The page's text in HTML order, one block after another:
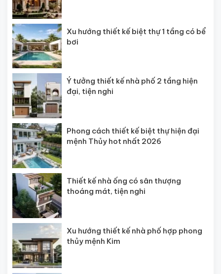
Xu hướng thiết kế biệt thự 1 tầng có bể
bơi
Ý tưởng thiết kế nhà phố 2 tầng hiện
đại, tiện nghi
Phong cách thiết kế biệt thự hiện đại
mệnh Thủy hot nhất 2026
Thiết kế nhà ống có sân thượng
thoáng mát, tiện nghi
Xu hướng thiết kế nhà phố hợp phong
thủy mệnh Kim